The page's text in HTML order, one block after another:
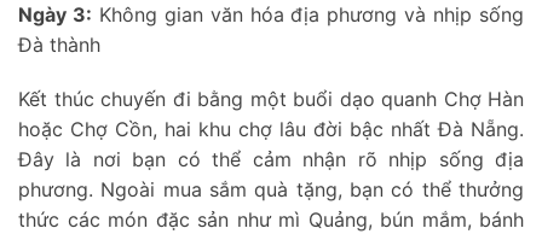
Ngày 3: Không gian văn hóa địa phương và nhịp sống
Đà thành
Kết thúc chuyến đi bằng một buổi dạo quanh Chợ Hàn
hoặc Chợ Cồn, hai khu chợ lâu đời bậc nhất Đà Nẵng.
Đây là nơi bạn có thể cảm nhận rõ nhịp sống địa
phương. Ngoài mua sắm quà tặng, bạn có thể thưởng
thức các món đặc sản như mì Quảng, bún mắm, bánh